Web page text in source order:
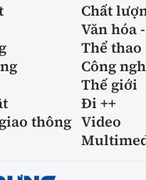
Chất
Văn hóa
Thể thao
Công
Thế giới
Đi ++
thông Video